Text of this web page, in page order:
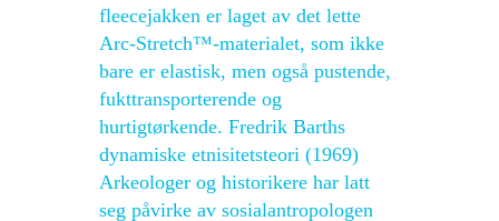
fleecejakken er laget av det lette
Arc-Stretch™-materialet, som ikke
bare er elastisk, men også pustende,
fukttransporterende og
hurtigtørkende. Fredrik Barths
dynamiske etnisitetsteori (1969)
Arkeologer og historikere har latt
seg påvirke av sosialantropologen